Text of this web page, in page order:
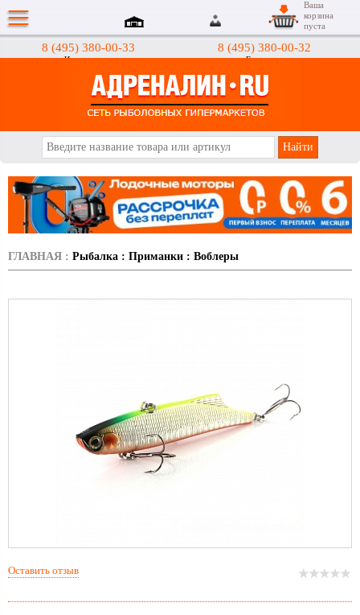
8 (495) 380-00-33
Интернет-магазин
8 (495) 380-00-32
Гипермаркеты
Ваша
корзина
пуста
ГЛАВНАЯ : Рыбалка : Приманки : Воблеры
Оставить отзыв